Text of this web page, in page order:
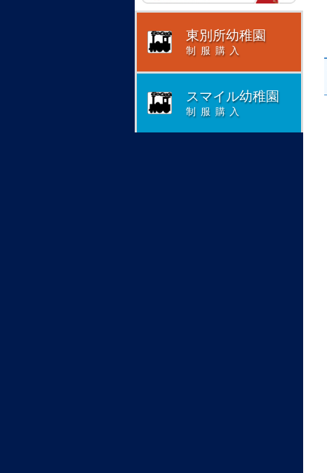
東別所幼稚園
制服購入
スマイル幼稚園
制服購入